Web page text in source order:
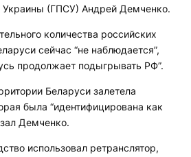
Украины (ГПСУ) Андрей Демченко.
количества российских
сейчас “не наблюдается”,
продолжает подыгрывать РФ”.
Беларуси залетела
была “идентифицирована как
Демченко.
использовал ретранслятор,